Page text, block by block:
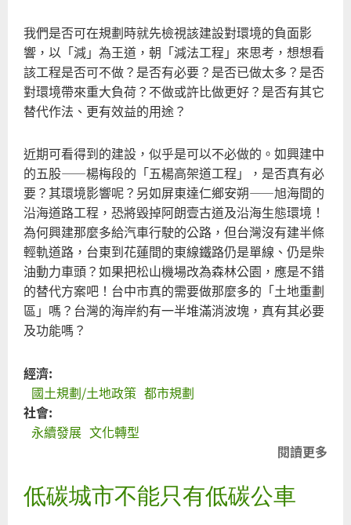
我們是否可在規劃時就先檢視該建設對環境的負面影
響，以「減」為王道，朝「減法工程」來思考，想想看
該工程是否可不做？是否有必要？是否已做太多？是否
對環境帶來重大負荷？不做或許比做更好？是否有其它
替代作法、更有效益的用途？
近期可看得到的建設，似乎是可以不必做的。如興建中
的五股——楊梅段的「五楊高架道工程」，是否真有必
要？其環境影響呢？另如屏東達仁鄉安朔——旭海間的
沿海道路工程，恐將毀掉阿朗壹古道及沿海生態環境！
為何興建那麼多給汽車行駛的公路，但台灣沒有建半條
輕軌道路，台東到花蓮間的東線鐵路仍是單線、仍是柴
油動力車頭？如果把松山機場改為森林公園，應是不錯
的替代方案吧！台中市真的需要做那麼多的「土地重劃
區」嗎？台灣的海岸約有一半堆滿消波塊，真有其必要
及功能嗎？
經濟:
國土規劃/土地政策 都市規劃
社會:
永續發展 文化轉型
閱讀更多
低碳城市不能只有低碳公車